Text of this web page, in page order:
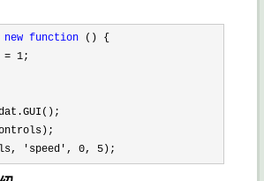
new function () {
= 1;
'speed', 0, 5);